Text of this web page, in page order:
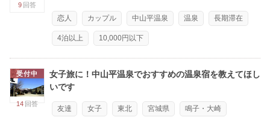
9 回答
恋人 カップル 中山平温泉 温泉 長期滞在
4泊以上 10,000円以下
受付中
14 回答
女子旅に！中山平温泉でおすすめの温泉宿を教えてほし
いです
友達 女子 東北 宮城県 鳴子・大崎